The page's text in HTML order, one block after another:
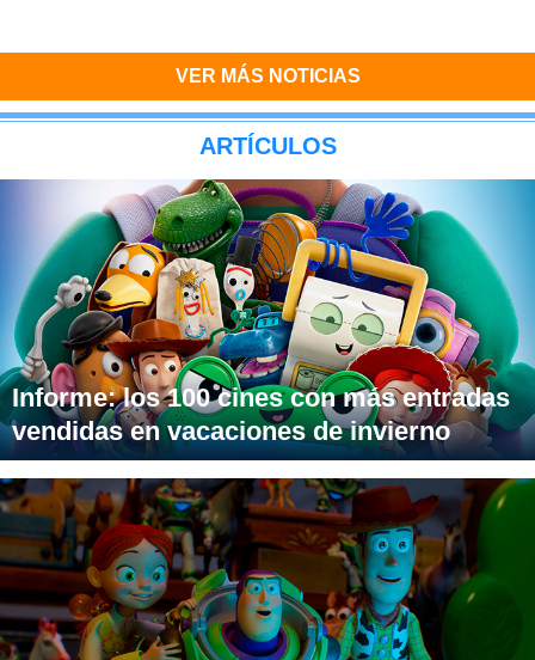
VER MÁS NOTICIAS
ARTÍCULOS
Informe: los 100 cines con más entradas
vendidas en vacaciones de invierno